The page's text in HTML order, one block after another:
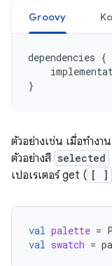
Groovy
dependencies {
}
ตัวอย่างเช่น เมื่อทำง
ตัวอย่างสี selected
เปอเรเตอร์ get ( [ ]
val palette =
val swatch =